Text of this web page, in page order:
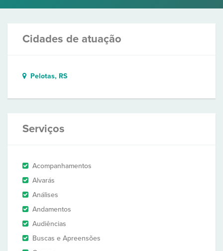
Cidades de atuação
Pelotas, RS
Serviços
Acompanhamentos
Alvarás
Análises
Andamentos
Audiências
Buscas e Apreensões